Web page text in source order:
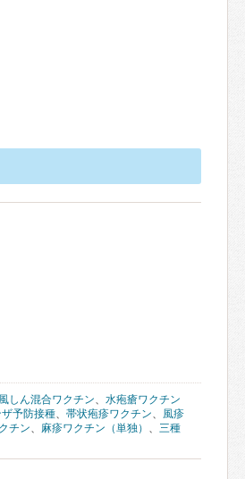
しん混合ワクチン、 水疱瘡ワクチン
予防接種、 帯状疱疹ワクチン、 風疹
チン、 麻疹ワクチン（単独） 、 三種